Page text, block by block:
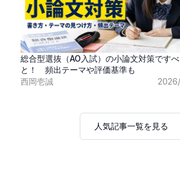
総合型選抜（AO入試）の小論文対策ですべ
と！ 頻出テーマや評価基準も
西岡壱誠
人気記事一覧を見る